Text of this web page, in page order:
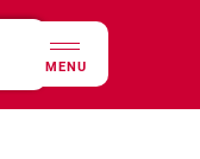
MENU